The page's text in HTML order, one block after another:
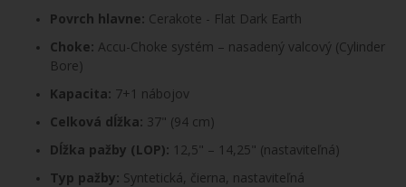
Povrch hlavne: Cerakote - Flat Dark Earth
Choke: Accu-Choke systém – nasadený valcový (Cylinder
Bore)
Kapacita: 7+1 nábojov
Celková dĺžka: 37" (94 cm)
Dĺžka pažby (LOP): 12,5" – 14,25" (nastaviteľná)
Typ pažby: Syntetická, čierna, nastaviteľná